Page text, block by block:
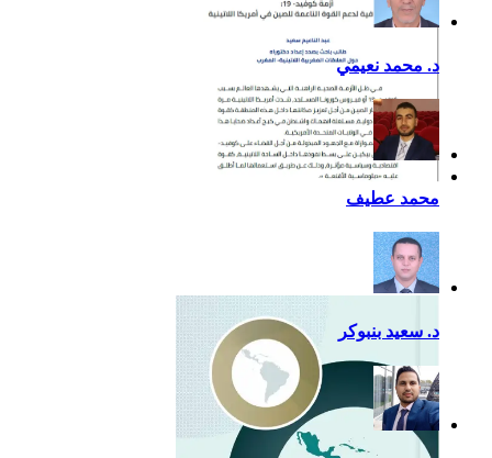
إضافية لدعم القوة الناعمة
للصين في أمريكا اللاتينية
د. محمد نعيمي
محمد عطيف
د. سعيد بنبوكر